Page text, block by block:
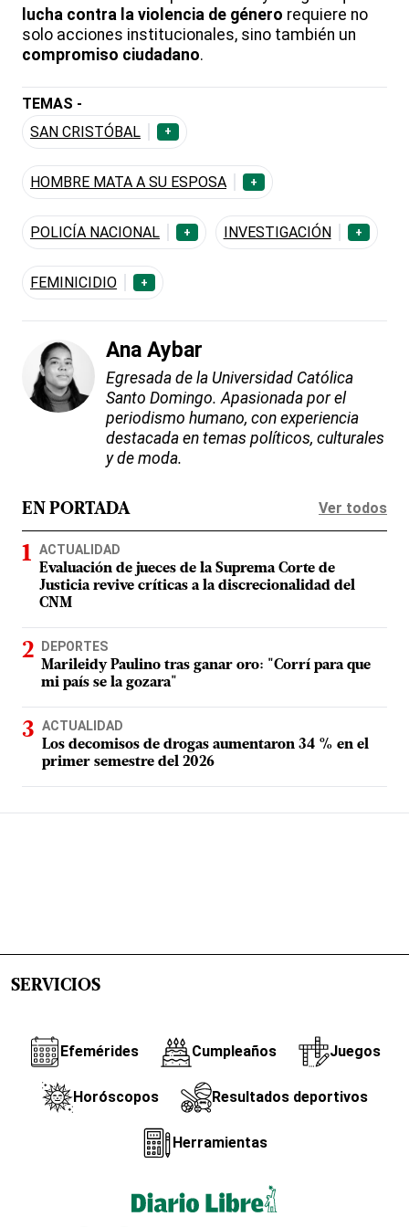
lucha contra la violencia de género requiere no
solo acciones institucionales, sino también un
compromiso ciudadano.
TEMAS -
SAN CRISTÓBAL
+
HOMBRE MATA A SU ESPOSA +
POLICÍA NACIONAL + INVESTIGACIÓN +
FEMINICIDIO +
Ana Aybar
Egresada de la Universidad Católica
Santo Domingo. Apasionada por el
periodismo humano, con experiencia
destacada en temas políticos, culturales
y de moda.
EN PORTADA Ver todos
ACTUALIDAD
Evaluación de jueces de la Suprema Corte de
Justicia revive críticas a la discrecionalidad del
CNM
DEPORTES
Marileidy Paulino tras ganar oro: "Corrí para que
mi país se la gozara"
ACTUALIDAD
Los decomisos de drogas aumentaron 34 % en el
primer semestre del 2026
SERVICIOS
Efemérides Cumpleaños Juegos
Horóscopos Resultados deportivos
Herramientas